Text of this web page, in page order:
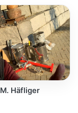
M. Häfliger